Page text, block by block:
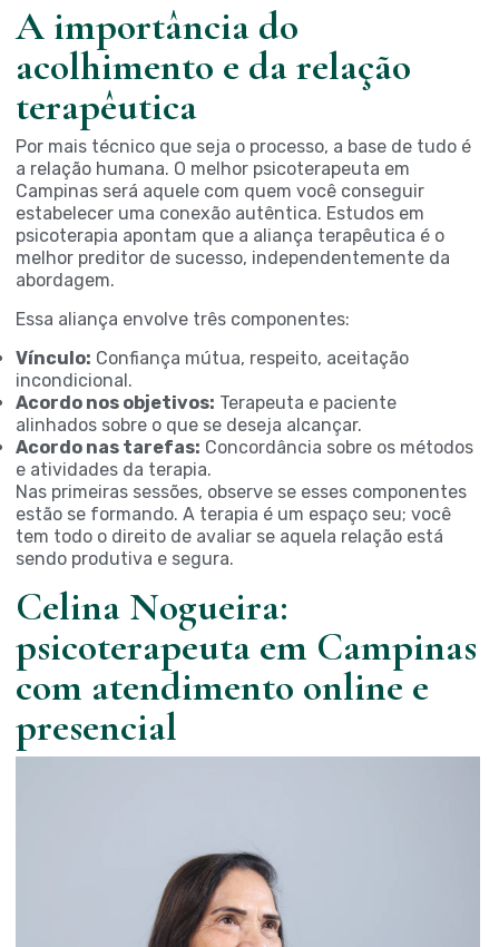
A importância do
acolhimento e da relação
terapêutica
Por mais técnico que seja o processo, a base de tudo é
a relação humana. O melhor psicoterapeuta em
Campinas será aquele com quem você conseguir
estabelecer uma conexão autêntica. Estudos em
psicoterapia apontam que a aliança terapêutica é o
melhor preditor de sucesso, independentemente da
abordagem.
Essa aliança envolve três componentes:
Vínculo: Confiança mútua, respeito, aceitação
incondicional.
Acordo nos objetivos: Terapeuta e paciente
alinhados sobre o que se deseja alcançar.
Acordo nas tarefas: Concordância sobre os métodos
e atividades da terapia.
Nas primeiras sessões, observe se esses componentes
estão se formando. A terapia é um espaço seu; você
tem todo o direito de avaliar se aquela relação está
sendo produtiva e segura.
Celina Nogueira:
psicoterapeuta em Campinas
com atendimento online e
presencial